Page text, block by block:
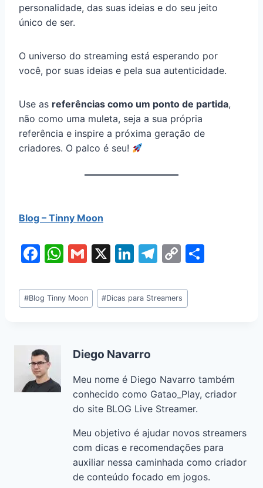
personalidade, das suas ideias e do seu jeito
único de ser.
O universo do streaming está esperando por
você, por suas ideias e pela sua autenticidade.
Use as referências como um ponto de partida,
não como uma muleta, seja a sua própria
referência e inspire a próxima geração de
criadores. O palco é seu!
Blog – Tinny Moon
F
c
e
o
o
k
W
at
s
p
G
ai
l
X
Li
k
e
n
T
e
gr
C
p
y
#Blog Tinny Moon #Dicas para Streamers
Diego Navarro
Meu nome é Diego Navarro também
conhecido como Gatao_Play, criador
do site BLOG Live Streamer.
Meu objetivo é ajudar novos streamers
com dicas e recomendações para
auxiliar nessa caminhada como criador
de conteúdo focado em jogos.